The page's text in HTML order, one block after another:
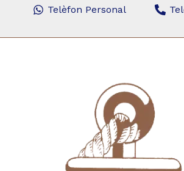
Telèfon Personal